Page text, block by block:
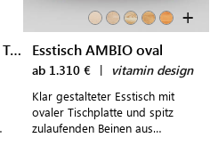
Bistrotisch ACCENT CAFÉ TABLE
+
Esstisch AMBIO oval
ab 1.310 € | vitamin design
Klar gestalteter Esstisch mit
ovaler Tischplatte und spitz
zulaufenden Beinen aus